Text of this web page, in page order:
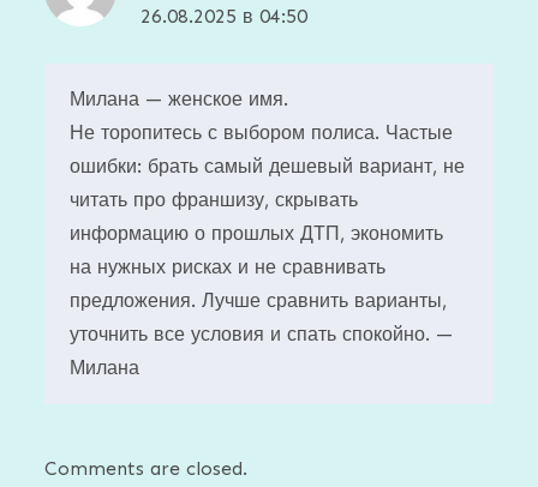
26.08.2025 в 04:50
Милана — женское имя.
Не торопитесь с выбором полиса. Частые
ошибки: брать самый дешевый вариант, не
читать про франшизу, скрывать
информацию о прошлых ДТП, экономить
на нужных рисках и не сравнивать
предложения. Лучше сравнить варианты,
уточнить все условия и спать спокойно. —
Милана
Comments are closed.